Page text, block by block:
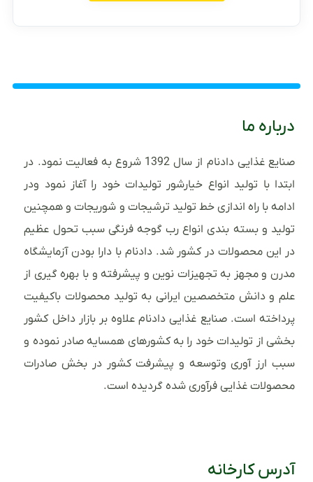
درباره ما
صنایع غذایی دادنام از سال 1392 شروع به فعالیت نمود. در
ابتدا با تولید انواع خیارشور تولیدات خود را آغاز نمود ودر
ادامه با راه اندازی خط تولید ترشیجات و شوریجات و همچنین
تولید و بسته بندی انواع رب گوجه فرنگی سبب تحول عظیم
در این محصولات در کشور شد. دادنام با دارا بودن آزمایشگاه
مدرن و مجهز به تجهیزات نوین و پیشرفته و با بهره گیری از
علم و دانش متخصصین ایرانی به تولید محصولات باکیفیت
پرداخته است. صنایع غذایی دادنام علاوه بر بازار داخل کشور
بخشی از تولیدات خود را به کشورهای همسایه صادر نموده و
سبب ارز آوری وتوسعه و پیشرفت کشور در بخش صادرات
محصولات غذایی فرآوری شده گردیده است.
آدرس کارخانه